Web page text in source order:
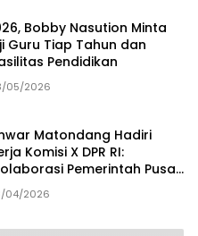
Bobby Nasution Minta
Guru Tiap Tahun dan
Pendidikan
05/2026
Matondang Hadiri
Komisi X DPR RI:
Pemerintah Pusat
04/2026